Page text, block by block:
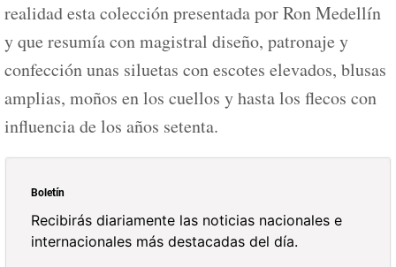
realidad esta colección presentada por Ron Medellín
y que resumía con magistral diseño, patronaje y
confección unas siluetas con escotes elevados, blusas
amplias, moños en los cuellos y hasta los flecos con
influencia de los años setenta.
Boletín
Recibirás diariamente las noticias nacionales e
internacionales más destacadas del día.